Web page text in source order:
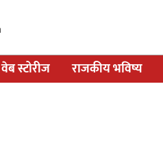
वेब स्टोरीज राजकीय भविष्य